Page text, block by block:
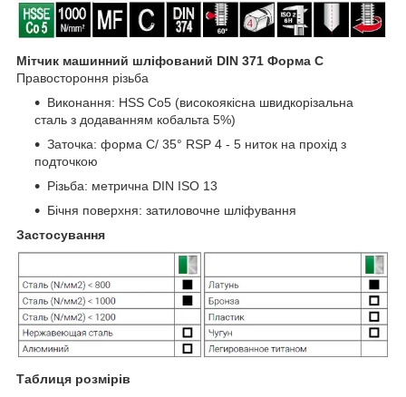
Мітчик машинний шліфований DIN 371 Форма С
Правостороння різьба
Виконання: HSS Co5 (високоякісна швидкорізальна
сталь з додаванням кобальта 5%)
Заточка: форма С/ 35° RSP 4 - 5 ниток на прохід з
подточкою
Різьба: метрична DIN ISO 13
Бічня поверхня: затиловочне шліфування
Застосування
Таблиця розмірів